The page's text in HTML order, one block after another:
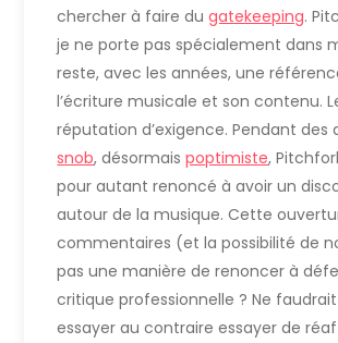
chercher à faire dugatekeeping.
je ne porte pas spécialement dans
reste, avec les années, une
l’écriture musicale et son contenu.
réputation d’exigence. Pendant des
snob, désormaispoptimiste,
pour autant renoncé à avoir un
autour de la musique. Cette
commentaires (et la possibilité de
pas une manière de renoncer à
critique professionnelle ? Ne
essayer au contraire essayer de